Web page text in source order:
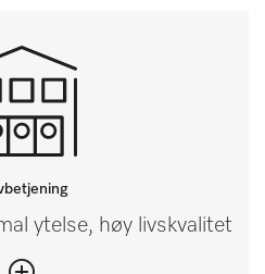
ytelse, høy livskvalitet